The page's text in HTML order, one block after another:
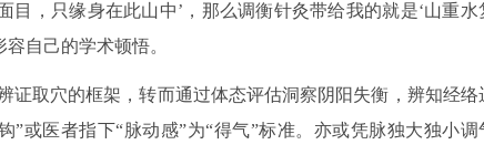
目，只缘身在此山中’，那么调衡针灸带给我的就是‘山重水
自己的学术顿悟。
证取穴的框架，转而通过体态评估洞察阴阳失衡，辨知经络
或医者指下“脉动感”为“得气”标准。亦或凭脉独大独小调